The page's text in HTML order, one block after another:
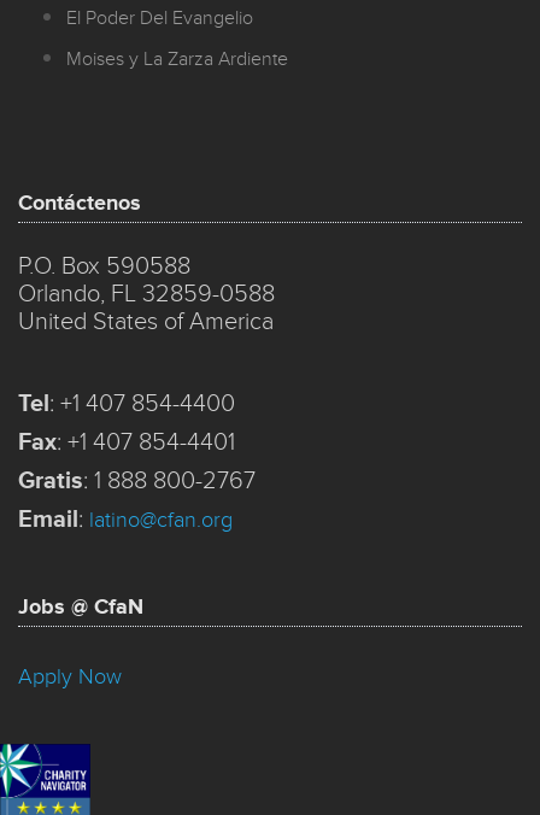
El Poder Del Evangelio
Moises y La Zarza Ardiente
Contáctenos
P.O. Box 590588
Orlando, FL 32859-0588
United States of America
Tel: +1 407 854-4400
Fax: +1 407 854-4401
Gratis: 1 888 800-2767
Email: latino@cfan.org
Jobs @ CfaN
Apply Now